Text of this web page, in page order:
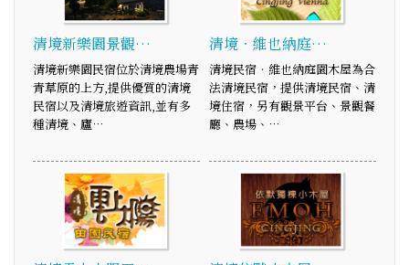
清境新樂園景觀…
清境新樂園民宿位於清境農場青
青草原的上方,提供優質的清境
民宿以及清境旅遊資訊,並有多
種清境、廬…
清境‧維也納庭…
清境民宿‧維也納庭園木屋為合
法清境民宿，提供清境民宿、清
境住宿，另有觀景平台、景觀餐
廳、農場、…